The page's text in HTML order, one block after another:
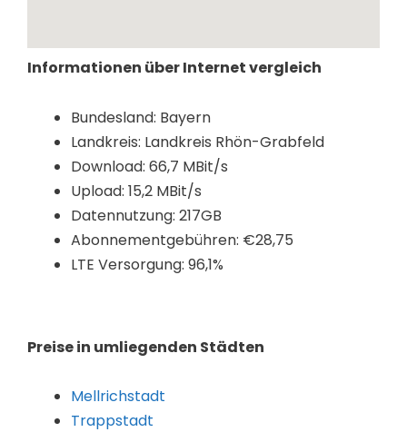
Informationen über Internet vergleich
Bundesland: Bayern
Landkreis: Landkreis Rhön-Grabfeld
Download: 66,7 MBit/s
Upload: 15,2 MBit/s
Datennutzung: 217GB
Abonnementgebühren: €28,75
LTE Versorgung: 96,1%
Preise in umliegenden Städten
Mellrichstadt
Trappstadt